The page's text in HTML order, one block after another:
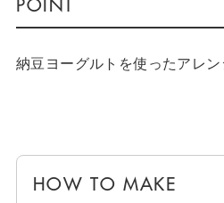
納豆ヨーグルトを使ったアレ